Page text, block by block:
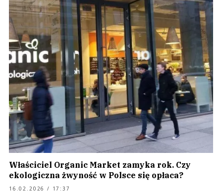
Właściciel Organic Market zamyka rok. Czy
ekologiczna żwyność w Polsce się opłaca?
16.02.2026 / 17:37